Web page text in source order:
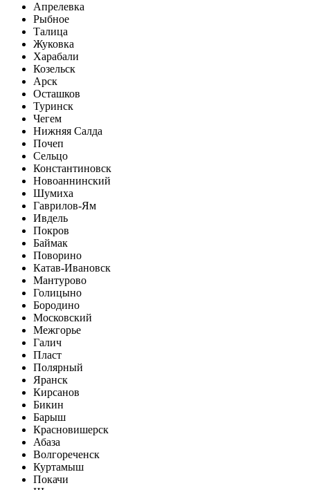
Апрелевка
Рыбное
Талица
Жуковка
Харабали
Козельск
Арск
Осташков
Туринск
Чегем
Нижняя Салда
Почеп
Сельцо
Константиновск
Новоаннинский
Шумиха
Гаврилов-Ям
Ивдель
Покров
Баймак
Поворино
Катав-Ивановск
Мантурово
Голицыно
Бородино
Московский
Межгорье
Галич
Пласт
Полярный
Яранск
Кирсанов
Бикин
Барыш
Красновишерск
Абаза
Волгореченск
Куртамыш
Покачи